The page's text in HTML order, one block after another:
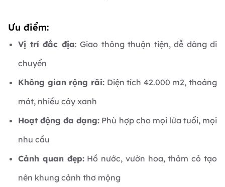
Ưu điểm:
Vị trí đắc địa: Giao thông thuận tiện, dễ dàng di
chuyển
Không gian rộng rãi:Diện tích 42.000 m2, thoáng
mát, nhiều cây xanh
Hoạt động đa dạng: Phù hợp cho mọi lứa tuổi, mọi
nhu cầu
Cảnh quan đẹp:Hồ nước, vườn hoa, thảm cỏ tạo
nên khung cảnh thơ mộng